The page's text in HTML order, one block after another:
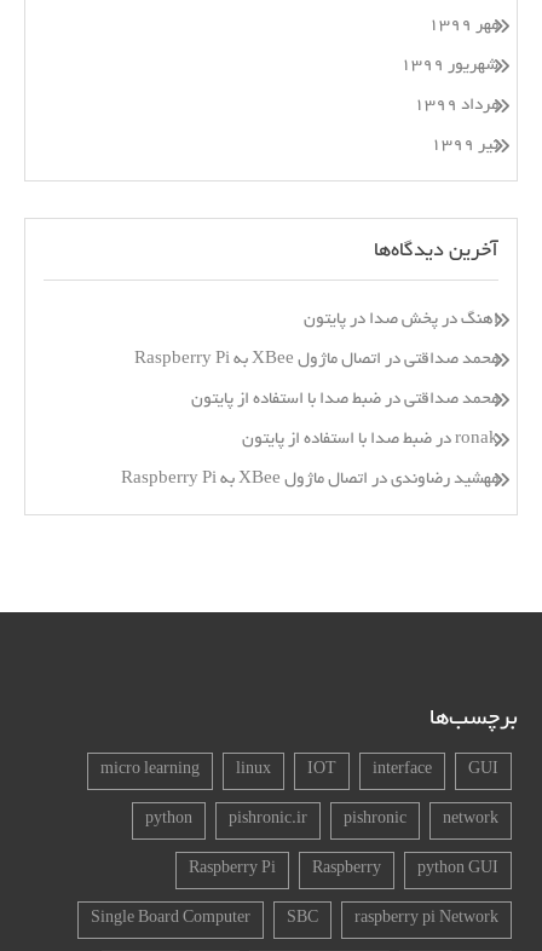
مهر ۱۳۹۹
شهریور ۱۳۹۹
مرداد ۱۳۹۹
تیر ۱۳۹۹
آخرین دیدگاه‌ها
اهنگ در پخش صدا در پایتون
محمد صداقتی در اتصال ماژول XBee به Raspberry Pi
محمد صداقتی در ضبط صدا با استفاده از پایتون
ronak در ضبط صدا با استفاده از پایتون
مهشید رضاوندی در اتصال ماژول XBee به Raspberry Pi
برچسب‌ها
GUI
interface
IOT
linux
micro learning
network
pishronic
pishronic.ir
python
python GUI
Raspberry
Raspberry Pi
raspberry pi Network
SBC
Single Board Computer